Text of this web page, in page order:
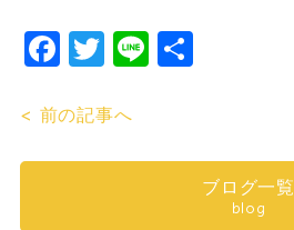
Facebook
Twitter
Line共
< 前の記事へ
ブログ一覧
blog